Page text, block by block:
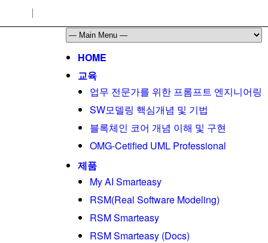
HOME
교육
업무 전문가를 위한 프롬프트 엔지니어링
SW모델링 핵심개념 및 기법
블록체인 코어 개념 이해 및 구현
OMG-Cetified UML Professional
제품
My AI Smarteasy
RSM(Real Software Modeling)
RSM Smarteasy
RSM Smarteasy (Docs)